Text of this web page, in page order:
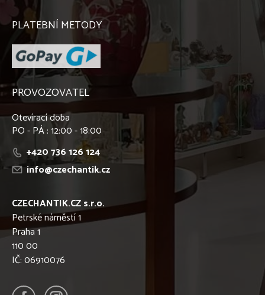
PLATEBNÍ METODY
PROVOZOVATEL
Otevírací doba
PO - PÁ : 12:00 - 18:00
+420 736 126 124
info@czechantik.cz
CZECHANTIK.CZ s.r.o.
Petrské náměstí 1
Praha 1
110 00
IČ: 06910076